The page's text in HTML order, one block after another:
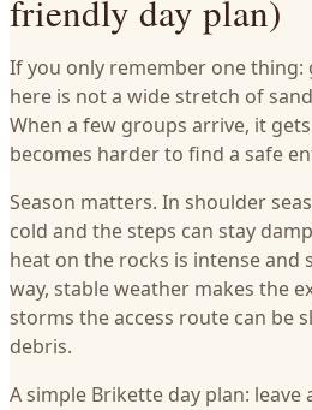
friendly day plan)
If you only remember one thing:
here is not a wide stretch of
When a few groups arrive, it
becomes harder to find a safe
Season matters. In shoulder
cold and the steps can stay
heat on the rocks is intense and
way, stable weather makes the
storms the access route can be
debris.
A simple Brikette day plan: